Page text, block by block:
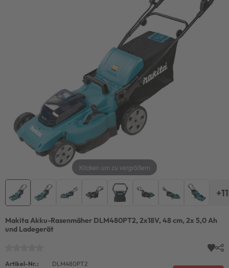
Klicken um zu vergrößern
+11
Makita Akku-Rasenmäher DLM480PT2, 2x18V, 48 cm, 2x 5,0 Ah
und Ladegerät
Artikel-Nr.:
DLM480PT2